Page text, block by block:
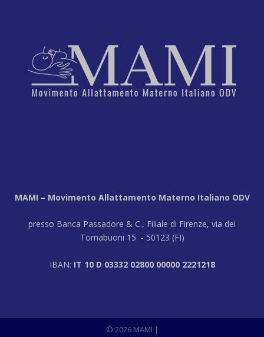
MAMI – Movimento Allattamento Materno Italiano ODV
presso Banca Passadore & C., Filiale di Firenze, via dei
Tornabuoni 15 - 50123 (FI)
IBAN: IT 10 D 03332 02800 00000 2221218
© 2026 MAMI |